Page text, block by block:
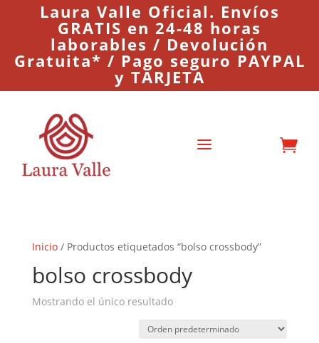
Laura Valle Oficial. Envíos
GRATIS en 24-48 horas
laborables / Devolución
Gratuita* / Pago seguro PAYPAL
y TARJETA
a 
Inicio/ Productos etiquetados “bolso crossbody”
bolso crossbody
Mostrando el único resultado